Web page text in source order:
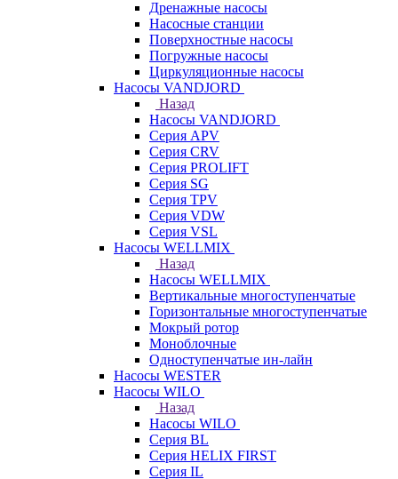
Дренажные насосы
Насосные станции
Поверхностные насосы
Погружные насосы
Циркуляционные насосы
Насосы VANDJORD
Назад
Насосы VANDJORD
Серия APV
Серия CRV
Серия PROLIFT
Серия SG
Серия TPV
Серия VDW
Серия VSL
Насосы WELLMIX
Назад
Насосы WELLMIX
Вертикальные многоступенчатые
Горизонтальные многоступенчатые
Мокрый ротор
Моноблочные
Одноступенчатые ин-лайн
Насосы WESTER
Насосы WILO
Назад
Насосы WILO
Серия BL
Серия HELIX FIRST
Серия IL